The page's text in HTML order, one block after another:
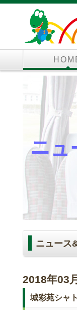
ニュース
2018年03
城彩苑シャ